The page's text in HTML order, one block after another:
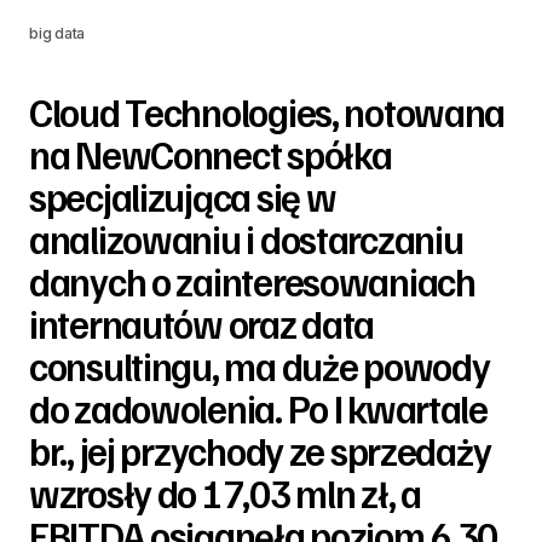
big data
Cloud Technologies, notowana
na NewConnect spółka
specjalizująca się w
analizowaniu i dostarczaniu
danych o zainteresowaniach
internautów oraz data
consultingu, ma duże powody
do zadowolenia. Po I kwartale
br., jej przychody ze sprzedaży
wzrosły do 17,03 mln zł, a